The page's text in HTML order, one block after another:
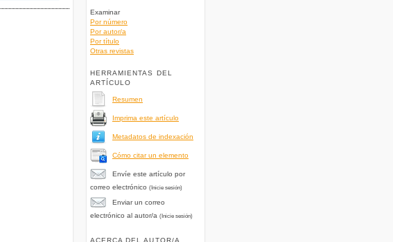
Examinar
Por número
Por autor/a
Por título
Otras revistas
HERRAMIENTAS DEL
ARTÍCULO
Resumen
Imprima este artículo
Metadatos de indexación
Cómo citar un elemento
Envíe este artículo por
correo electrónico (Inicie sesión)
Enviar un correo
electrónico al autor/a (Inicie sesión)
ACERCA DEL AUTOR/A